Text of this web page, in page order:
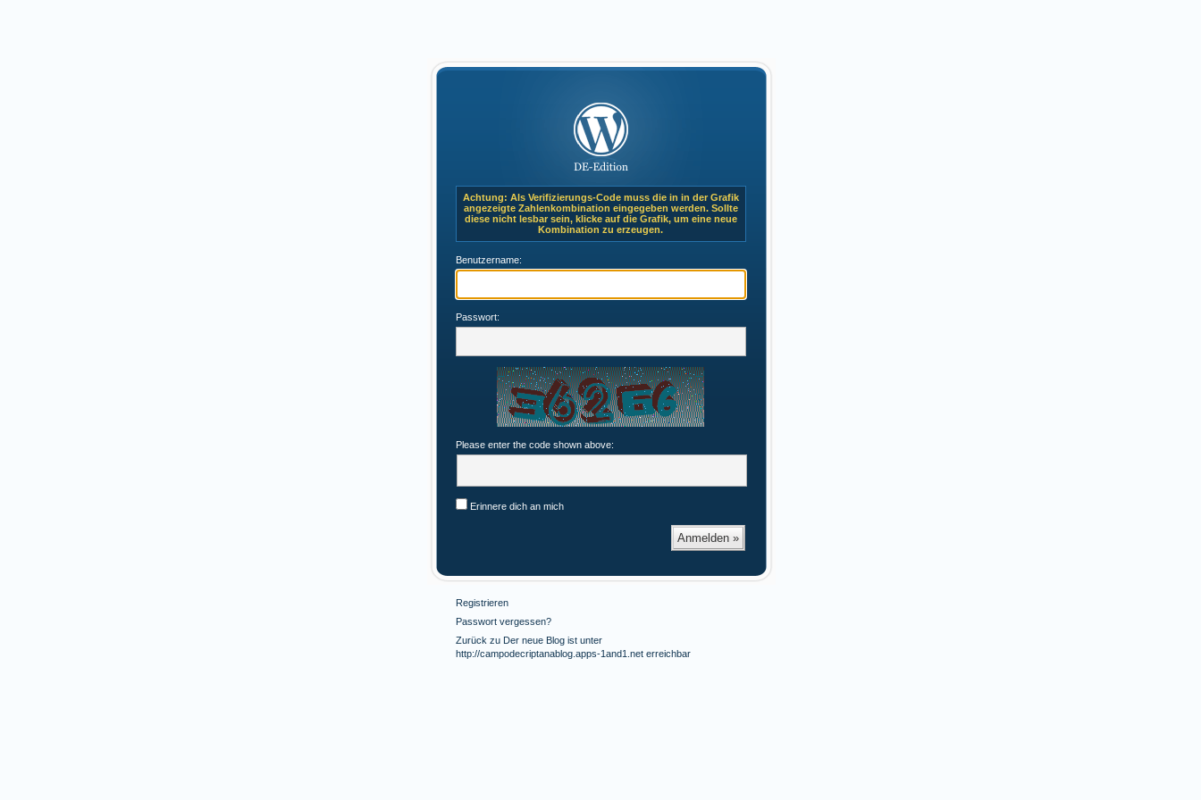
Achtung: Als Verifizierungs-Code muss die in in der Grafik
angezeigte Zahlenkombination eingegeben werden. Sollte
diese nicht lesbar sein, klicke auf die Grafik, um eine neue
Kombination zu erzeugen.
Benutzername:
Passwort:
Please enter the code shown above:
Erinnere dich an mich
Registrieren
Passwort vergessen?
Zurück zu Der neue Blog ist unter
http://campodecriptanablog.apps-1and1.net erreichbar